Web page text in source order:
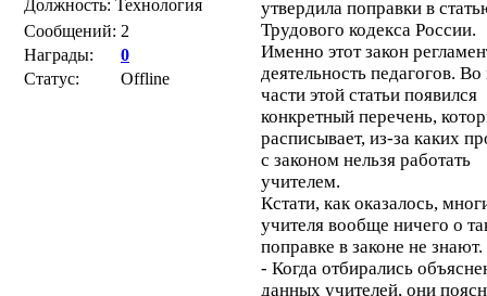
Должность: Технология
Сообщений: 2
Награды:
0
Статус:
Offline
утвердила поправки в
Трудового кодекса России.
Именно этот закон
деятельность педагогов.
части этой статьи появился
конкретный перечень,
расписывает, из-за каких
с законом нельзя работать
учителем.
Кстати, как оказалось,
учителя вообще ничего о
поправке в законе не знают.
- Когда отбирались
данных учителей, они